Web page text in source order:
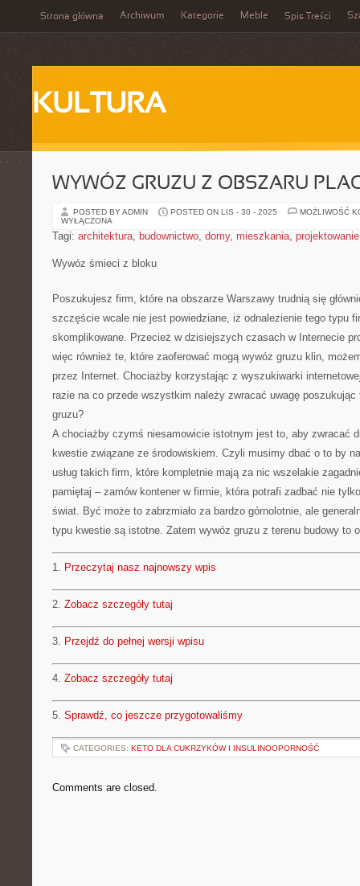
Strona główna Archiwum Kategorie Meble Spis Treści
KULTURA
WYWÓZ GRUZU Z OBSZARU
POSTED BY ADMIN POSTED ON LIS - 30 - 2025
MOŻLIWOŚĆ
WYŁĄCZONA
Tagi: architektura, budownictwo, domy, mieszkania, projektowanie
Wywóz śmieci z bloku
Poszukujesz firm, które na obszarze Warszawy trudnią się
szczęście wcale nie jest powiedziane, iż odnalezienie tego typu
skomplikowane. Przecież w dzisiejszych czasach w Internecie
więc również te, które zaoferować mogą wywóz gruzu klin,
przez Internet. Chociażby korzystając z wyszukiwarki
razie na co przede wszystkim należy zwracać uwagę
gruzu?
A chociażby czymś niesamowicie istotnym jest to, aby zwracać
kwestie związane ze środowiskiem. Czyli musimy dbać o to by
usług takich firm, które kompletnie mają za nic wszelakie
pamiętaj – zamów kontener w firmie, która potrafi zadbać nie
świat. Być może to zabrzmiało za bardzo górnolotnie, ale
typu kwestie są istotne. Zatem wywóz gruzu z terenu budowy to
1. Przeczytaj nasz najnowszy wpis
2. Zobacz szczegóły tutaj
3. Przejdź do pełnej wersji wpisu
4. Zobacz szczegóły tutaj
5. Sprawdź, co jeszcze przygotowaliśmy
CATEGORIES: KETO DLA CUKRZYKÓW I INSULINOOPORNOŚĆ
Comments are closed.